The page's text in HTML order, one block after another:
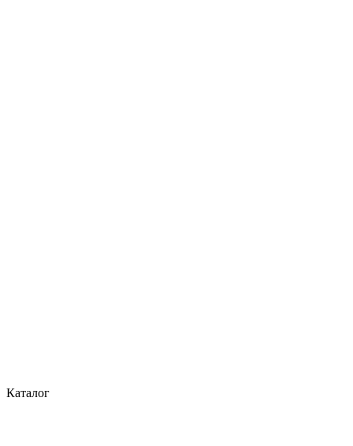
Каталог